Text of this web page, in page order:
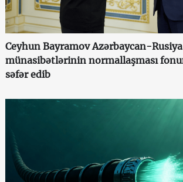
Ceyhun Bayramov Azərbaycan-Rusiya
münasibətlərinin normallaşması
səfər edib